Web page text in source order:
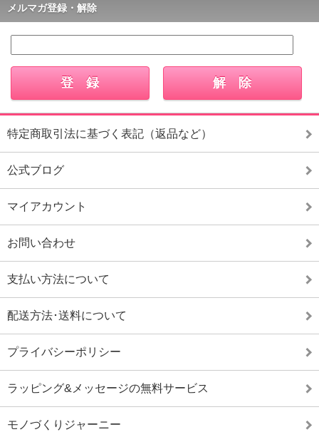
メルマガ登録・解除
特定商取引法に基づく表記（返品など）
公式ブログ
マイアカウント
お問い合わせ
支払い方法について
配送方法･送料について
プライバシーポリシー
ラッピング&メッセージの無料サービス
モノづくりジャーニー